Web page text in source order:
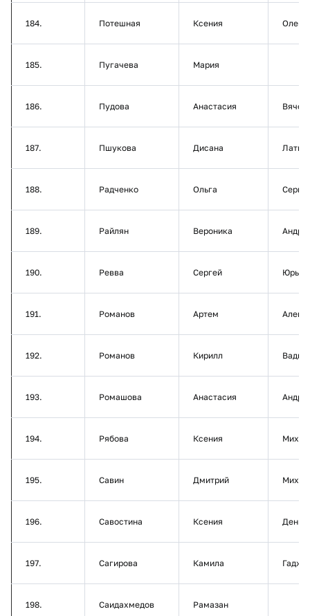
184. Потешная Ксения
185. Пугачева Мария
186. Пудова Анастасия
187. Пшукова Дисана
188. Радченко Ольга
189. Райлян Вероника
190. Ревва Сергей
191. Романов Артем
192. Романов Кирилл
193. Ромашова Анастасия
194. Рябова Ксения
195. Савин Дмитрий
196. Савостина Ксения
197. Сагирова Камила
198. Саидахмедов Рамазан